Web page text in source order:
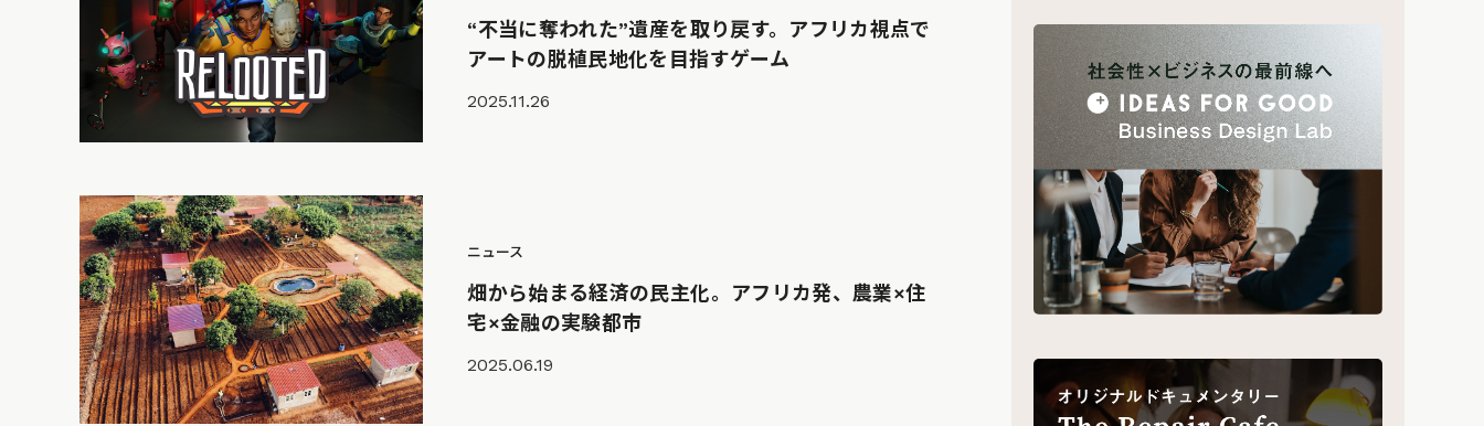
“不当に奪われた”遺産を取り戻す。アフリカ視点で
アートの脱植民地化を目指すゲーム
2025.11.26
ニュース
畑から始まる経済の民主化。アフリカ発、農業×住
宅×金融の実験都市
2025.06.19